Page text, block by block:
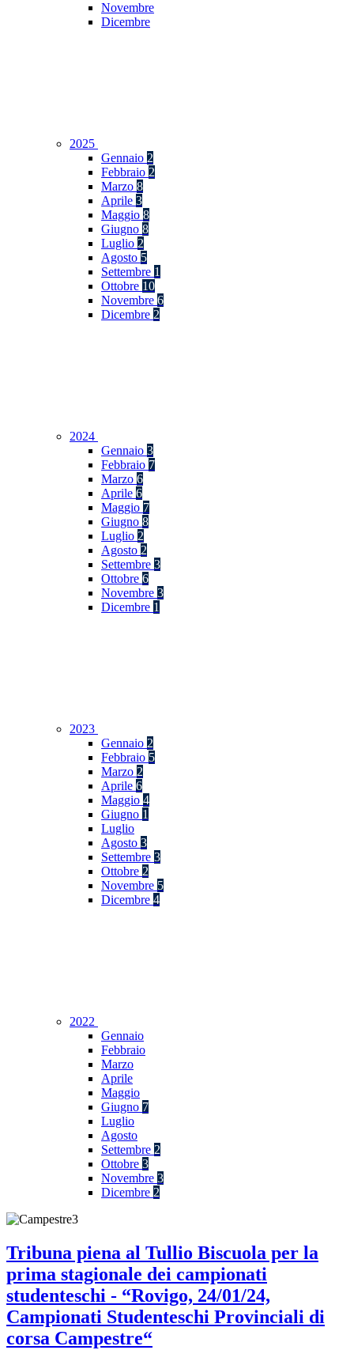
Novembre
Dicembre
2025
Gennaio 2
Febbraio 2
Marzo 8
Aprile 3
Maggio 8
Giugno 8
Luglio 2
Agosto 5
Settembre 1
Ottobre 10
Novembre 6
Dicembre 2
2024
Gennaio 3
Febbraio 7
Marzo 6
Aprile 6
Maggio 7
Giugno 8
Luglio 2
Agosto 2
Settembre 3
Ottobre 6
Novembre 3
Dicembre 1
2023
Gennaio 2
Febbraio 5
Marzo 2
Aprile 6
Maggio 4
Giugno 1
Luglio
Agosto 3
Settembre 3
Ottobre 2
Novembre 5
Dicembre 4
2022
Gennaio
Febbraio
Marzo
Aprile
Maggio
Giugno 7
Luglio
Agosto
Settembre 2
Ottobre 3
Novembre 3
Dicembre 2
Tribuna piena al Tullio Biscuola per la
prima stagionale dei campionati
studenteschi - “Rovigo, 24/01/24,
Campionati Studenteschi Provinciali di
corsa Campestre“